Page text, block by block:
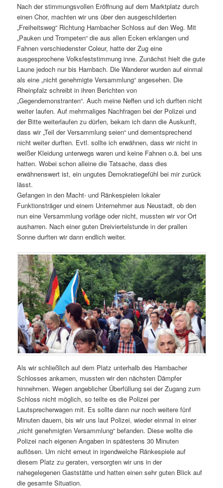
Nach der stimmungsvollen Eröffnung auf dem Marktplatz durch
einen Chor, machten wir uns über den ausgeschilderten
„Freiheitsweg“ Richtung Hambacher Schloss auf den Weg. Mit
„Pauken und Trompeten“ die aus allen Ecken erklangen und
Fahnen verschiedenster Coleur, hatte der Zug eine
ausgesprochene Volksfeststimmung inne. Zunächst hielt die gute
Laune jedoch nur bis Hambach. Die Wanderer wurden auf einmal
als eine „nicht genehmigte Versammlung“ angesehen. Die
Rheinpfalz schreibt in ihren Berichten von
„Gegendemonstranten“. Auch meine Neffen und ich durften nicht
weiter laufen. Auf mehrmaliges Nachfragen bei der Polizei und
der Bitte weiterlaufen zu dürfen, bekam ich dann die Auskunft,
dass wir „Teil der Versammlung seien“ und dementsprechend
nicht weiter durften. Evtl. sollte ich erwähnen, dass wir nicht in
weißer Kleidung unterwegs waren und keine Fahnen o.ä. bei uns
hatten. Wobei schon alleine die Tatsache, dass dies
erwähnenswert ist, ein ungutes Demokratiegefühl bei mir zurück
lässt.
Gefangen in den Macht- und Ränkespielen lokaler
Funktionsträger und einem Unternehmer aus Neustadt, ob den
nun eine Versammlung vorläge oder nicht, mussten wir vor Ort
ausharren. Nach einer guten Dreiviertelstunde in der prallen
Sonne durften wir dann endlich weiter.
Als wir schließlich auf dem Platz unterhalb des Hambacher
Schlosses ankamen, mussten wir den nächsten Dämpfer
hinnehmen. Wegen angeblicher Überfüllung sei der Zugang zum
Schloss nicht möglich, so teilte es die Polizei per
Lautsprecherwagen mit. Es sollte dann nur noch weitere fünf
Minuten dauern, bis wir uns laut Polizei, wieder einmal in einer
„nicht genehmigten Versammlung“ befanden. Diese wollte die
Polizei nach eigenen Angaben in spätestens 30 Minuten
auflösen. Um nicht erneut in irgendwelche Ränkespiele auf
diesem Platz zu geraten, versorgten wir uns in der
nahegelegenen Gaststätte und hatten einen sehr guten Blick auf
die gesamte Situation.